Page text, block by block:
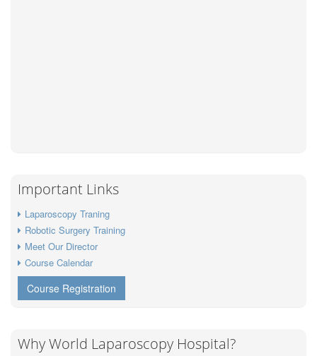
Important Links
Laparoscopy Traning
Robotic Surgery Training
Meet Our Director
Course Calendar
Course Registration
Why World Laparoscopy Hospital?